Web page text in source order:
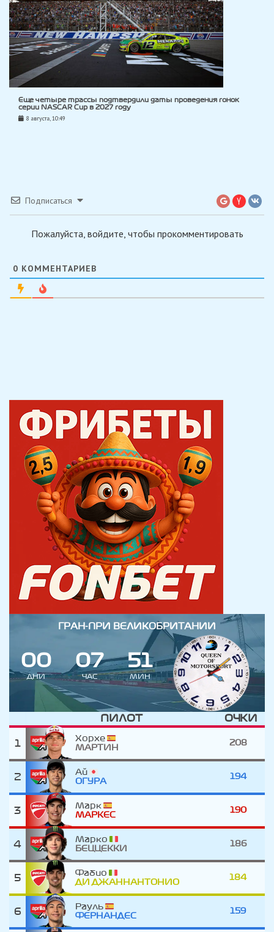
Еще четыре трассы подтвердили даты проведения гонок
серии NASCAR Cup в 2027 году
8 августа, 10:49
Подписаться
Пожалуйста, войдите, чтобы прокомментировать
0 КОММЕНТАРИЕВ
ГРАН-ПРИ ВЕЛИКОБРИТАНИИ
00
ДНИ
07
ЧАС
51
МИН
ПИЛОТ ОЧКИ
1
Хорхе
МАРТИН
208
2
Ай
ОГУРА
194
3
Марк
МАРКЕС
190
4
Марко
БЕЦЦЕККИ
186
5
Фабио
ДИ ДЖАННАНТОНИО
184
6
Рауль
ФЕРНАНДЕС
159